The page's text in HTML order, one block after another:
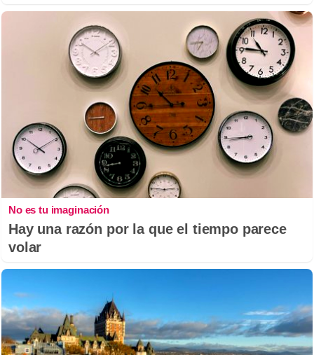
No es tu imaginación
Hay una razón por la que el tiempo parece
volar